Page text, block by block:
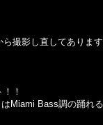
ら撮影し直してありま
！
Miami Bass調の踊れ